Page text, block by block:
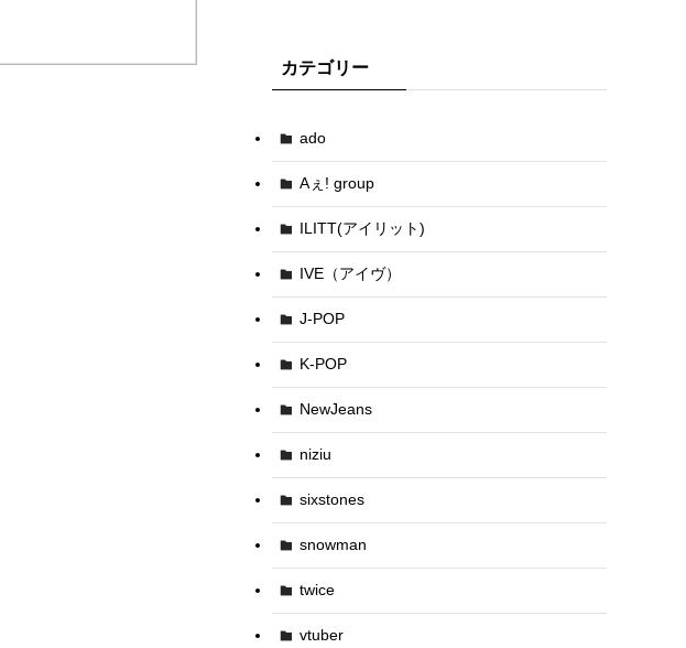
カテゴリー
ado
Aぇ! group
ILITT(アイリット)
IVE（アイヴ）
J-POP
K-POP
NewJeans
niziu
sixstones
snowman
twice
vtuber